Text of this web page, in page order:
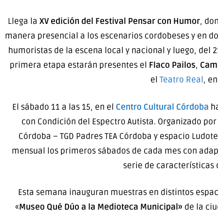
Llega la XV edición del Festival Pensar con Humor,
manera presencial a los escenarios cordobeses y en
humoristas de la escena local y nacional y luego, del
primera etapa estarán presentes el Flaco Pailos,
el Teatro Real,
El sábado 11 a las 15, en el Centro Cultural Córdoba
con Condición del Espectro Autista. Organizado
Córdoba – TGD Padres TEA Córdoba y espacio
mensual los primeros sábados de cada mes con
serie de características
Esta semana inauguran muestras en distintos
«Museo Qué Dúo a la Medioteca Municipal» de la